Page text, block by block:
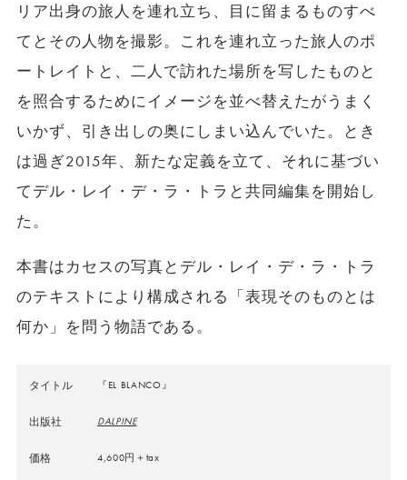
リア出身の旅人を連れ立ち、目に留まるものすべ
てとその人物を撮影。これを連れ立った旅人のポ
ートレイトと、二人で訪れた場所を写したものと
を照合するためにイメージを並べ替えたがうまく
いかず、引き出しの奥にしまい込んでいた。とき
は過ぎ2015年、新たな定義を立て、それに基づい
てデル・レイ・デ・ラ・トラと共同編集を開始し
た。
本書はカセスの写真とデル・レイ・デ・ラ・トラ
のテキストにより構成される「表現そのものとは
何か」を問う物語である。
タイトル 『EL BLANCO』
出版社 DALPINE
価格 4,600円＋tax